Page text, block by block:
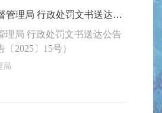
第十四师市场监督管理局 行政处罚文书送达公告（十四师市监罚送告〔2025〕15号）
理局 行政处罚文书送达公告
〔2025〕15号）
局